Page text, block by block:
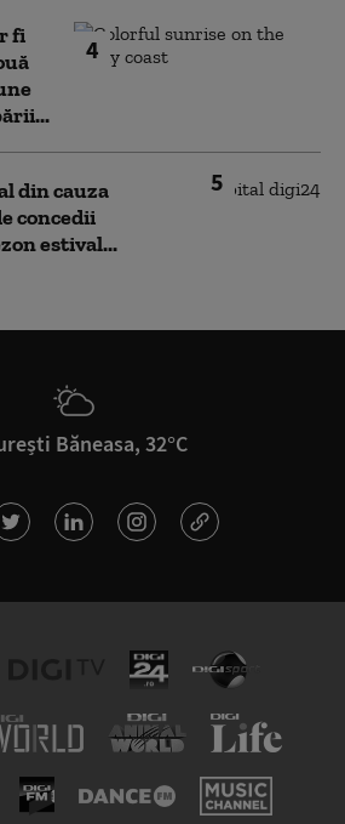
4
fi
5
din cauza
concedii
estival...
Băneasa, 32°C